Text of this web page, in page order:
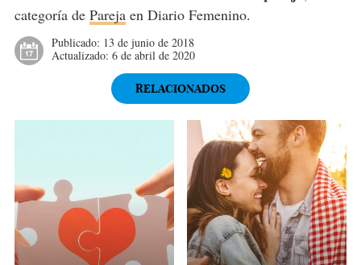
categoría de Parejaen Diario Femenino.
Publicado: 13 de junio de 2018
Actualizado: 6 de abril de 2020
RELACIONADOS